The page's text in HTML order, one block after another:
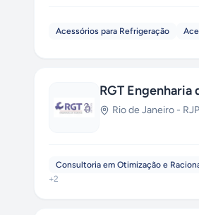
Acessórios para Refrigeração
RGT Engenharia
Rio de Janeiro - RJ
Consultoria em Otimização e
+2